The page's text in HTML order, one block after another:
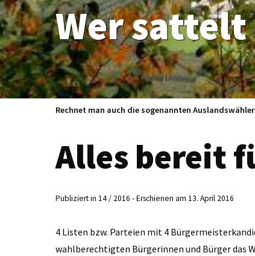
Wer sattelt
Rechnet man auch die sogenannten
Alles bereit
Publiziert in 14 / 2016 - Erschienen am 13. April 2016
4 Listen bzw. Parteien mit 4
wahlberechtigten Bürgerinnen und Bürger das